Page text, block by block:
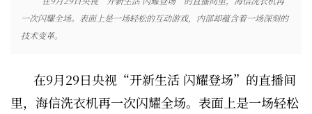
一次闪耀全场。表面上是一场轻松的互动游戏，内部却蕴含着一场深刻的
技术变革。
在9月29日央视“开新生活 闪耀登场”的直播间
里，海信洗衣机再一次闪耀全场。表面上是一场轻松